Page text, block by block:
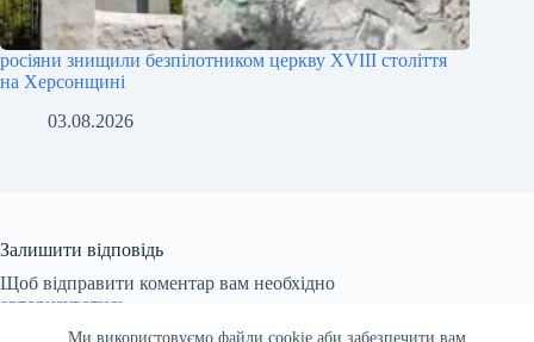
Ми використовуємо файли cookie аби забезпечити вам
росіяни знищили безпілотником церкву XVIII століття
на Херсонщині
03.08.2026
Залишити відповідь
Щоб відправити коментар вам необхідно
авторизуватись